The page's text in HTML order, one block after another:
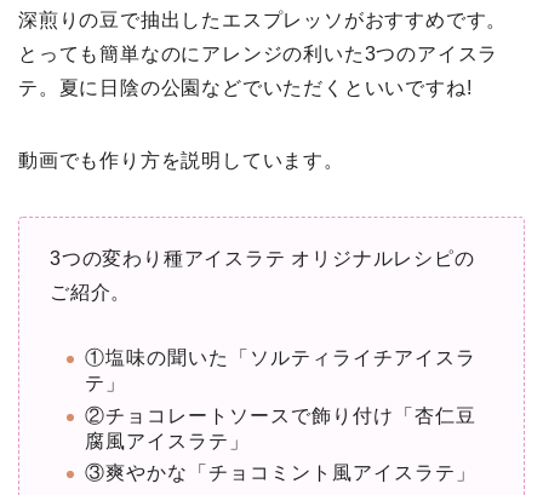
深煎りの豆で抽出したエスプレッソがおすすめです。
とっても簡単なのにアレンジの利いた3つのアイスラ
テ。夏に日陰の公園などでいただくといいですね!
動画でも作り方を説明しています。
3つの変わり種アイスラテ オリジナルレシピの
ご紹介。
①塩味の聞いた「ソルティライチアイスラ
テ」
②チョコレートソースで飾り付け「杏仁豆
腐風アイスラテ」
③爽やかな「チョコミント風アイスラテ」